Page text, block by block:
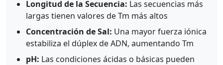
Longitud de la Secuencia: Las secuencias más
largas tienen valores de Tm más altos
Concentración de Sal: Una mayor fuerza iónica
estabiliza el dúplex de ADN, aumentando Tm
pH: Las condiciones ácidas o básicas pueden